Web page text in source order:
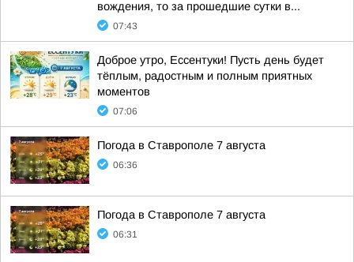
вождения, то за прошедшие сутки в...
07:43
Доброе утро, Ессентуки! Пусть день будет
тёплым, радостным и полным приятных
моментов
07:06
Погода в Ставрополе 7 августа
06:36
Погода в Ставрополе 7 августа
06:31